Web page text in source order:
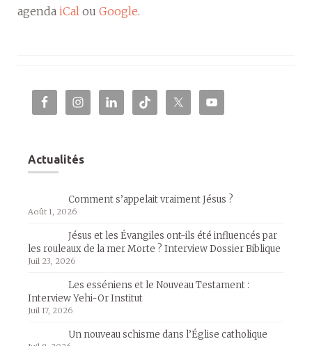
agenda iCal ou Google.
Actualités
Comment s’appelait vraiment Jésus ?
Août 1, 2026
Jésus et les Évangiles ont-ils été influencés par
les rouleaux de la mer Morte ? Interview Dossier Biblique
Juil 23, 2026
Les esséniens et le Nouveau Testament :
Interview Yehi-Or Institut
Juil 17, 2026
Un nouveau schisme dans l’Église catholique